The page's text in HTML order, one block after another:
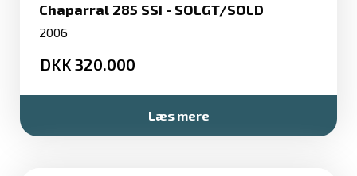
Chaparral 285 SSI - SOLGT/SOLD
2006
320.000
Læs mere